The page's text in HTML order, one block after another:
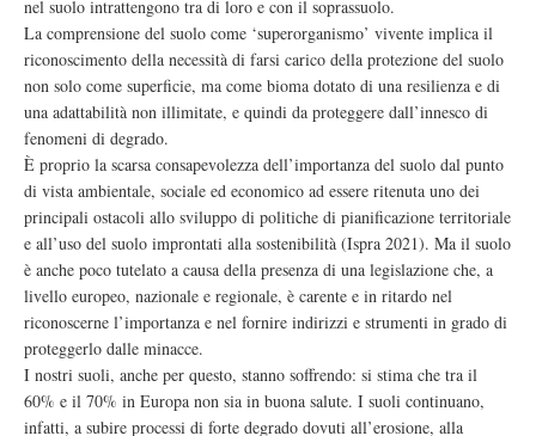
nel suolo intrattengono tra di loro e con il soprassuolo.
La comprensione del suolo come ‘superorganismo’ vivente implica il
riconoscimento della necessità di farsi carico della protezione del suolo
non solo come superficie, ma come bioma dotato di una resilienza e di
una adattabilità non illimitate, e quindi da proteggere dall’innesco di
fenomeni di degrado.
È proprio la scarsa consapevolezza dell’importanza del suolo dal punto
di vista ambientale, sociale ed economico ad essere ritenuta uno dei
principali ostacoli allo sviluppo di politiche di pianificazione territoriale
e all’uso del suolo improntati alla sostenibilità (Ispra 2021). Ma il suolo
è anche poco tutelato a causa della presenza di una legislazione che, a
livello europeo, nazionale e regionale, è carente e in ritardo nel
riconoscerne l’importanza e nel fornire indirizzi e strumenti in grado di
proteggerlo dalle minacce.
I nostri suoli, anche per questo, stanno soffrendo: si stima che tra il
60% e il 70% in Europa non sia in buona salute. I suoli continuano,
infatti, a subire processi di forte degrado dovuti all’erosione, alla